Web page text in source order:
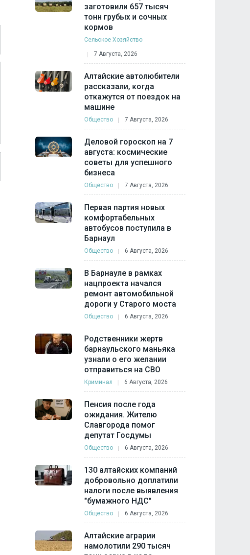
заготовили 657 тысяч
тонн грубых и сочных
кормов
Сельское Хозяйство
7 Августа, 2026
Алтайские автолюбители
рассказали, когда
откажутся от поездок на
машине
Общество 7 Августа, 2026
Деловой гороскоп на 7
августа: космические
советы для успешного
бизнеса
Общество 7 Августа, 2026
Первая партия новых
комфортабельных
автобусов поступила в
Барнаул
Общество 6 Августа, 2026
В Барнауле в рамках
нацпроекта начался
ремонт автомобильной
дороги у Старого моста
Общество 6 Августа, 2026
Родственники жертв
барнаульского маньяка
узнали о его желании
отправиться на СВО
Криминал 6 Августа, 2026
Пенсия после года
ожидания. Жителю
Славгорода помог
депутат Госдумы
Общество 6 Августа, 2026
130 алтайских компаний
добровольно доплатили
налоги после выявления
"бумажного НДС"
Общество 6 Августа, 2026
Алтайские аграрии
намолотили 290 тысяч